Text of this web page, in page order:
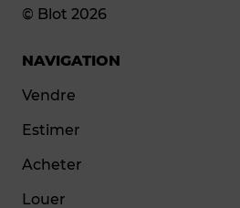
© Blot 2026
NAVIGATION
Vendre
Estimer
Acheter
Louer